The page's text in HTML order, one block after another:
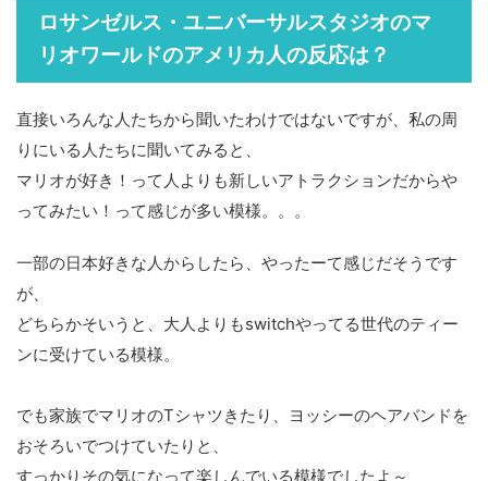
ロサンゼルス・ユニバーサルスタジオのマ
リオワールドのアメリカ人の反応は？
直接いろんな人たちから聞いたわけではないですが、私の周
りにいる人たちに聞いてみると、
マリオが好き！って人よりも新しいアトラクションだからや
ってみたい！って感じが多い模様。。。
一部の日本好きな人からしたら、やったーて感じだそうです
が、
どちらかそいうと、大人よりもswitchやってる世代のティー
ンに受けている模様。
でも家族でマリオのTシャツきたり、ヨッシーのヘアバンドを
おそろいでつけていたりと、
すっかりその気になって楽しんでいる模様でしたよ～